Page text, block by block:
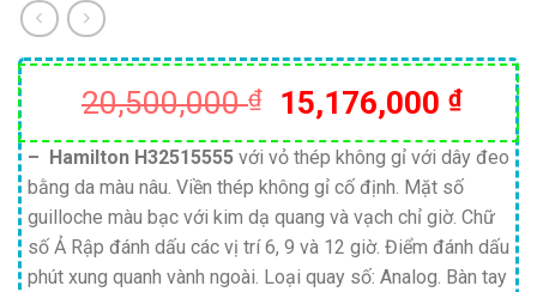
20,500,000₫
Giá
gốc
là:
20,500,000 ₫.
15,176,000 ₫Giá
hiện
tại
là:
– Hamilton H32515555 với vỏ thép không gỉ với dây đeo
bằng da màu nâu. Viền thép không gỉ cố định. Mặt số
guilloche màu bạc với kim dạ quang và vạch chỉ giờ. Chữ
số Ả Rập đánh dấu các vị trí 6, 9 và 12 giờ. Điểm đánh dấu
phút xung quanh vành ngoài. Loại quay số: Analog. Bàn tay